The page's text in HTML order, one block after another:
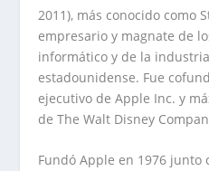
2011), más conocido como
empresario y magnate de
informático y de la
estadounidense. Fue
ejecutivo de Apple Inc. y
de The Walt Disney
Fundó Apple en 1976 junto